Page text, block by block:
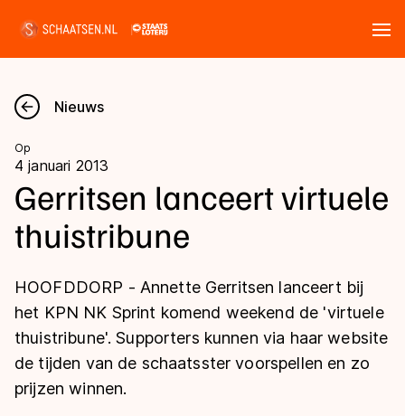
Nieuws
Kalender
Disciplines
Langebaan
Shorttrack
Inlineskaten
Uitslagen
Langebaan
Shorttrack
Marathon
Tijden & historie
Ranglijsten Langebaan
Nieuws
Op
4 januari 2013
Gerritsen lanceert virtuele
thuistribune
HOOFDDORP - Annette Gerritsen lanceert bij
het KPN NK Sprint komend weekend de 'virtuele
thuistribune'. Supporters kunnen via haar website
de tijden van de schaatsster voorspellen en zo
prijzen winnen.